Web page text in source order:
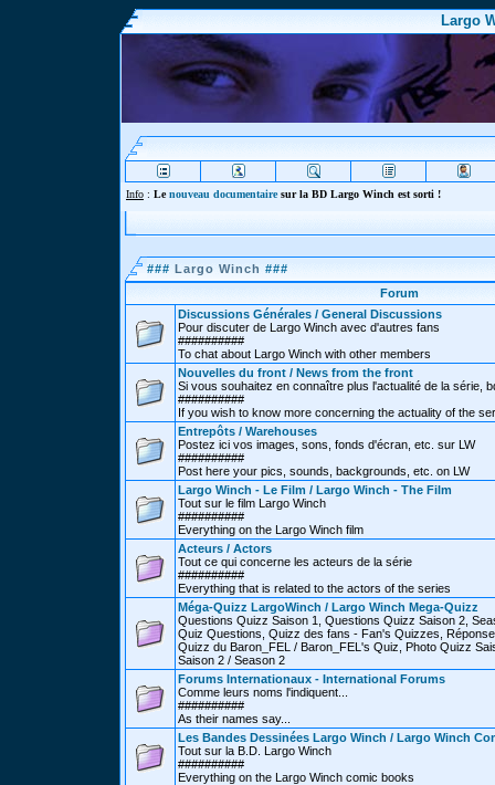
Largo
Info : Lenouveau documentairesur la BD Largo Winch est sorti !
### Largo Winch ###
Forum
Discussions Générales / General Discussions
Pour discuter de Largo Winch avec d'autres fans
##########
To chat about Largo Winch with other members
Nouvelles du front / News from the front
Si vous souhaitez en connaître plus l'actualité de la série,
##########
If you wish to know more concerning the actuality of the
Entrepôts / Warehouses
Postez ici vos images, sons, fonds d'écran, etc. sur LW
##########
Post here your pics, sounds, backgrounds, etc. on LW
Largo Winch - Le Film / Largo Winch - The Film
Tout sur le film Largo Winch
##########
Everything on the Largo Winch film
Acteurs / Actors
Tout ce qui concerne les acteurs de la série
##########
Everything that is related to the actors of the series
Méga-Quizz LargoWinch / Largo Winch Mega-Quizz
Questions Quizz Saison 1, Questions Quizz Saison 2,
Quiz Questions, Quizz des fans - Fan's Quizzes,
Quizz du Baron_FEL / Baron_FEL's Quiz, Photo Quizz
Saison 2 / Season 2
Forums Internationaux - International Forums
Comme leurs noms l'indiquent...
##########
As their names say...
Les Bandes Dessinées Largo Winch / Largo Winch
Tout sur la B.D. Largo Winch
##########
Everything on the Largo Winch comic books